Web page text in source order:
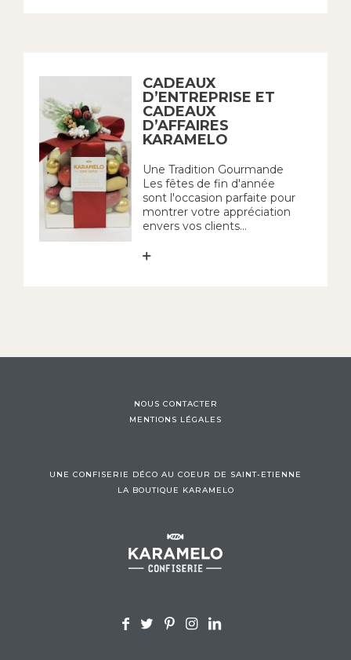
CADEAUX
D’ENTREPRISE ET
CADEAUX
D’AFFAIRES
KARAMELO
Une Tradition Gourmande
Les fêtes de fin d'année
sont l'occasion parfaite pour
montrer votre appréciation
envers vos clients...
UNE CONFISERIE DÉCO AU COEUR DE SAINT-ETIENNE
LA BOUTIQUE KARAMELO
NOUS CONTACTER
MENTIONS LÉGALES